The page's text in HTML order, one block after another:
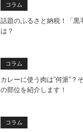
コラム
話題のふるさと納税！「黒
は？
コラム
カレーに使う肉は”何派”？
の部位を紹介します！
コラム